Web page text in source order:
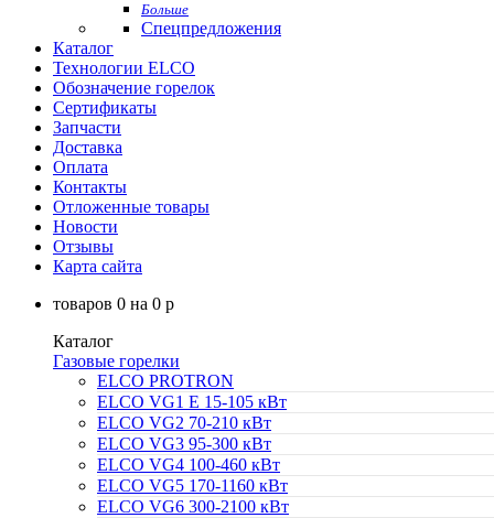
Больше
Спецпредложения
Каталог
Технологии ELCO
Обозначение горелок
Сертификаты
Запчасти
Доставка
Оплата
Контакты
Отложенные товары
Новости
Отзывы
Карта сайта
товаров 0 на 0 p
Каталог
Газовые горелки
ELCO PROTRON
ELCO VG1 E 15-105 кВт
ELCO VG2 70-210 кВт
ELCO VG3 95-300 кВт
ELCO VG4 100-460 кВт
ELCO VG5 170-1160 кВт
ELCO VG6 300-2100 кВт